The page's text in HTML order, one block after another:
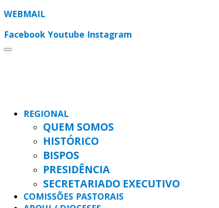
WEBMAIL
Facebook Youtube Instagram
REGIONAL
QUEM SOMOS
HISTÓRICO
BISPOS
PRESIDÊNCIA
SECRETARIADO EXECUTIVO
COMISSÕES PASTORAIS